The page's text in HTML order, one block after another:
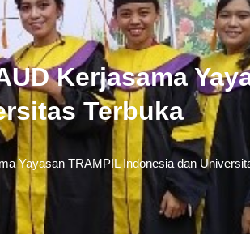
Kerjasama
Terbuka
Yayasan TRAMPIL Indonesia dan